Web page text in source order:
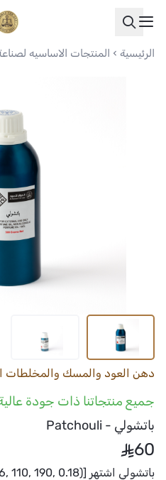
العواد الرئيسية المنتجات الاساسيه
دهن العود والمسك والمخلطات
جميع منتجاتنا ذات جودة عالية
باتشولي - Patchouli
60
باتشولي اشتهر